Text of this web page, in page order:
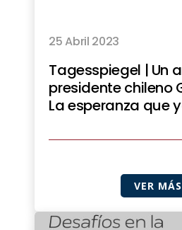
25 Abril 2023
Tagesspiegel | Un
presidente chileno
La esperanza que
VER MÁS